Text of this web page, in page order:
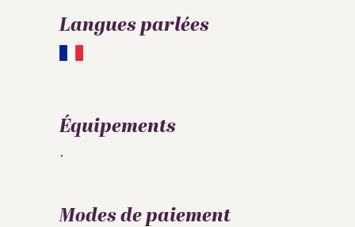
Langues parlées
Équipements
Modes de paiement